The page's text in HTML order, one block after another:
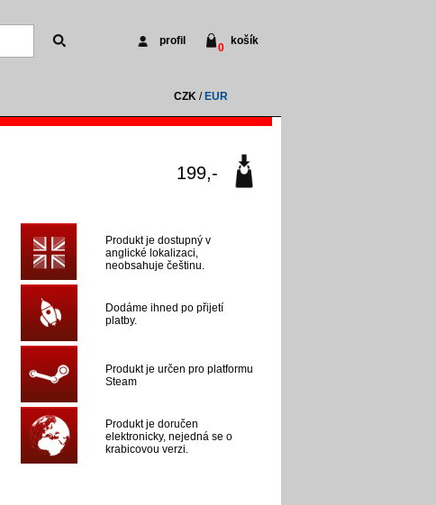
profil
0
košík
CZK/ EUR
199,-
Produkt je dostupný v
anglické lokalizaci,
neobsahuje češtinu.
Dodáme ihned po přijetí
platby.
Produkt je určen pro platformu
Steam
Produkt je doručen
elektronicky, nejedná se o
krabicovou verzi.